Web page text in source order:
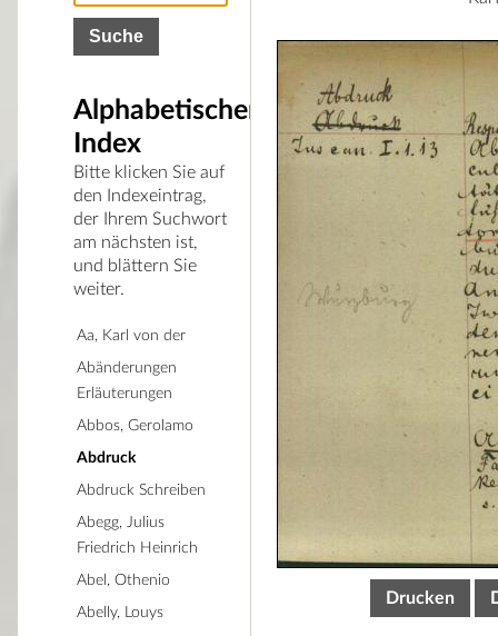
Drucken
Alphabetischer
Index
Bitte klicken Sie auf
den Indexeintrag,
der Ihrem Suchwort
am nächsten ist,
und blättern Sie
weiter.
Aa, Karl von der
Abänderungen
Erläuterungen
Abbos, Gerolamo
Abdruck
Abdruck Schreiben
Abegg, Julius
Friedrich Heinrich
Abel, Othenio
Abelly, Louys